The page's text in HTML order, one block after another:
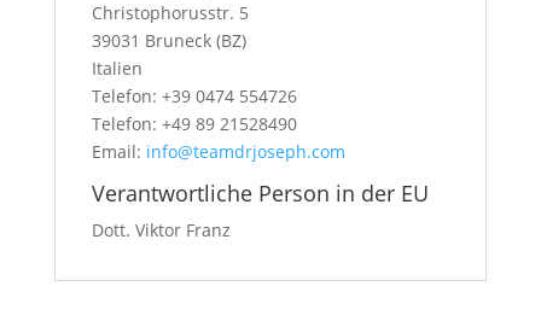
Christophorusstr. 5
39031 Bruneck (BZ)
Italien
Telefon: +39 0474 554726
Telefon: +49 89 21528490
Email: info@teamdrjoseph.com
Verantwortliche Person in der EU
Dott. Viktor Franz